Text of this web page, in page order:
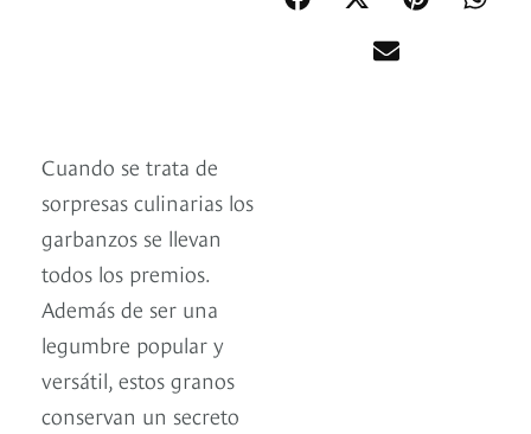
Cuando se trata de
sorpresas culinarias los
garbanzos se llevan
todos los premios.
Además de ser una
legumbre popular y
versátil, estos granos
conservan un secreto